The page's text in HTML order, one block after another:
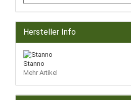
Hersteller Info
Stanno
Mehr Artikel